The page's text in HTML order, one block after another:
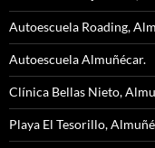
Autoescuela Roading,
Autoescuela Almuñécar.
Clínica Bellas Nieto,
Playa El Tesorillo,